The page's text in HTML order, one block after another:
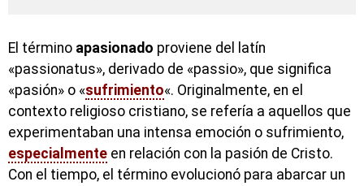
El término apasionado proviene del latín
«passionatus», derivado de «passio», que significa
«pasión» o «sufrimiento«. Originalmente, en el
contexto religioso cristiano, se refería a aquellos que
experimentaban una intensa emoción o sufrimiento,
especialmente en relación con la pasión de Cristo.
Con el tiempo, el término evolucionó para abarcar un